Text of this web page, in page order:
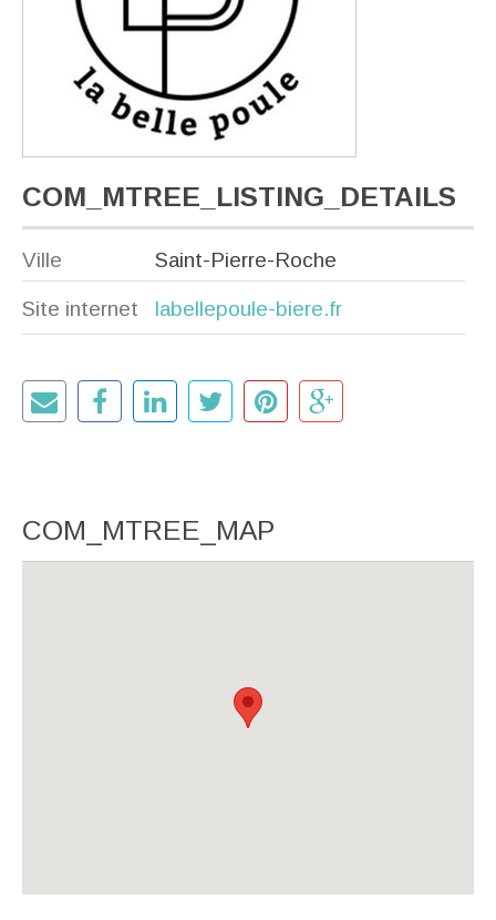
COM_MTREE_LISTING_DETAILS
Ville Saint-Pierre-Roche
Site internet labellepoule-biere.fr
COM_MTREE_MAP